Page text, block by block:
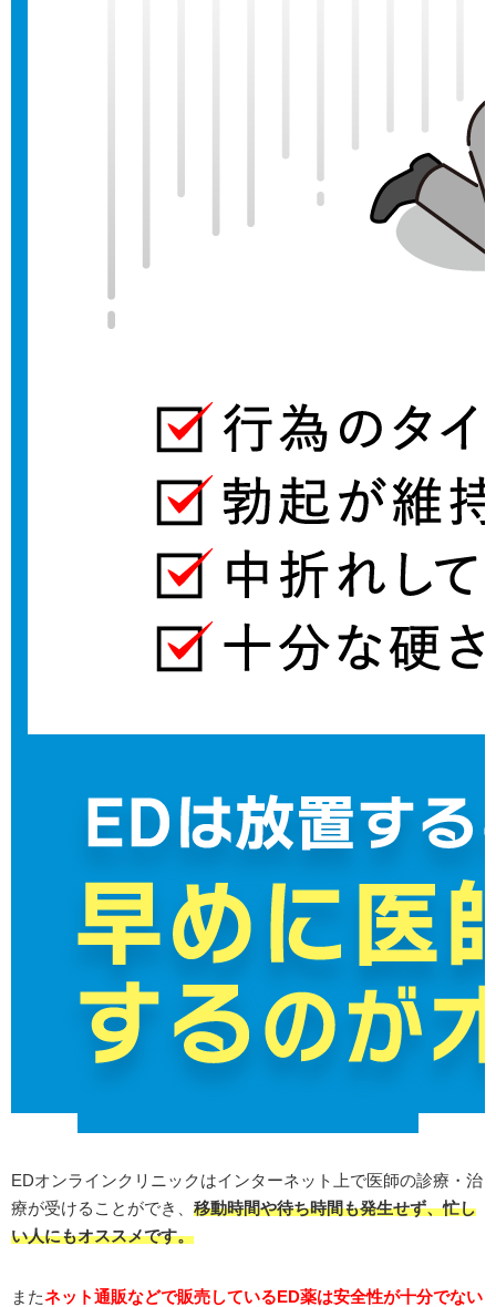
EDオンラインクリニックはインターネット上で医師の診療・治
療が受けることができ、 移動時間や待ち時間も発生せず、忙し
い人にもオススメです。
またネット通販などで販売しているED薬は安全性が十分でない